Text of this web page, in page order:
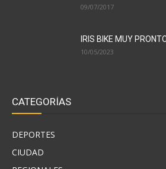
09/07/2017
IRIS BIKE MUY
10/05/2023
CATEGORÍAS
DEPORTES
CIUDAD